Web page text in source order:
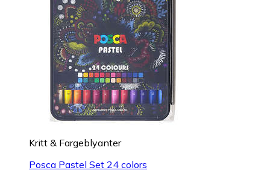
Kritt & Fargeblyanter
Posca Pastel Set 24 colors